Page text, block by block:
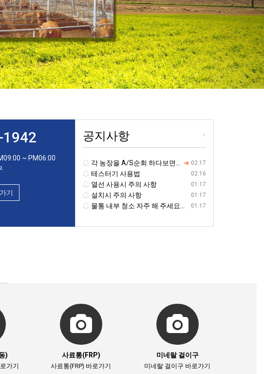
~ PM06:00
기
+
공지사항
+8 02.17
각 농장을 A/S순회 하다보면...
02.16
테스터기 사용법
01.17
열선 사용시 주의 사항
01.17
설치시 주의 사항
01.17
물통 내부 청소 자주 해 주세요...
)
가기
사료통(FRP)
사료통(FRP) 바로가기
미네랄 걸이구
미네랄 걸이구 바로가기